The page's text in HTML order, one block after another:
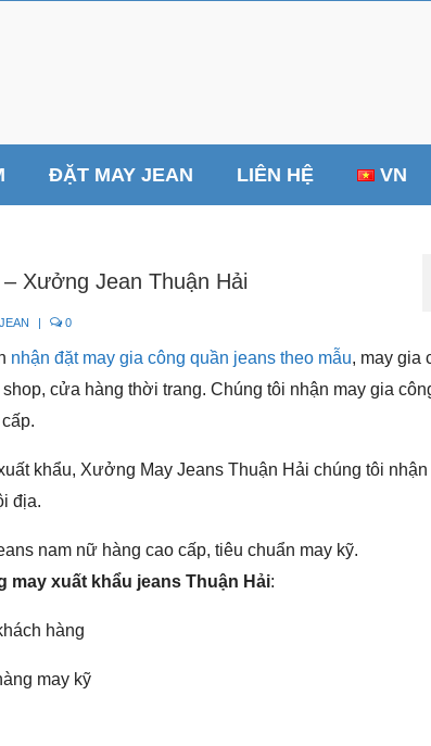
ĐẶT MAY JEAN LIÊN HỆ VN
Xưởng Jean Thuận Hải
| 0
nhận đặt may gia công quần jeans theo mẫu, may gia
cửa hàng thời trang. Chúng tôi nhận may gia
khẩu, Xưởng May Jeans Thuận Hải chúng tôi nhận
địa.
nam nữ hàng cao cấp, tiêu chuẩn may kỹ.
may xuất khẩu jeans Thuận Hải:
hàng
may kỹ